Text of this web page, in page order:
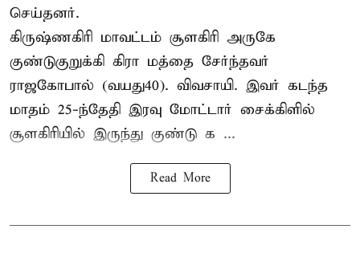
செய்தனர்.
கிருஷ்ணகிரி மாவட்டம் சூளகிரி அருகே
குண்டுகுறுக்கி கிரா மத்தை சேர்ந்தவர்
ராஜகோபால் (வயது40). விவசாயி. இவர் கடந்த
மாதம் 25-ந்தேதி இரவு மோட்டார் சைக்கிளில்
சூளகிரியில் இருந்து குண்டு க ...
Read More